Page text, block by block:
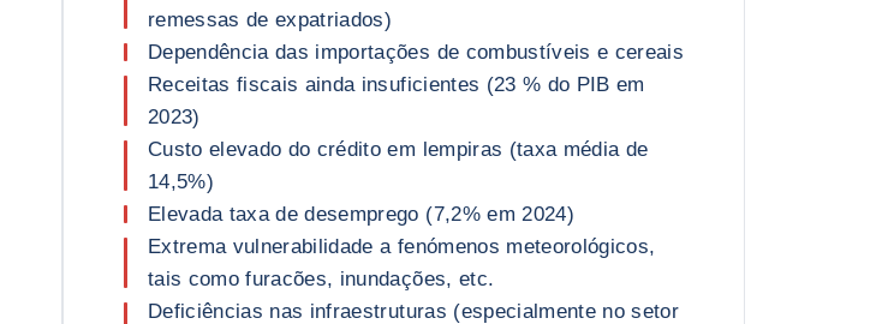
remessas de expatriados)
Dependência das importações de combustíveis e cereais
Receitas fiscais ainda insuficientes (23 % do PIB em
2023)
Custo elevado do crédito em lempiras (taxa média de
14,5%)
Elevada taxa de desemprego (7,2% em 2024)
Extrema vulnerabilidade a fenómenos meteorológicos,
tais como furacões, inundações, etc.
Deficiências nas infraestruturas (especialmente no setor